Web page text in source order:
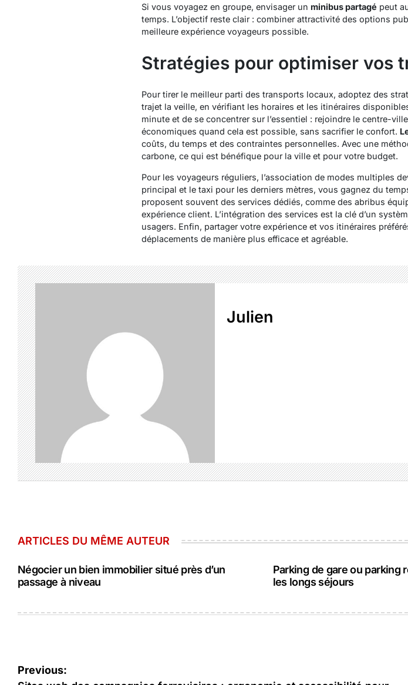
Si vous voyagez en groupe, envisager un minibus partagé peut
temps. L’objectif reste clair : combiner attractivité des options
meilleure expérience voyageurs possible.
Stratégies pour optimiser vos
Pour tirer le meilleur parti des transports locaux, adoptez des
trajet la veille, en vérifiant les horaires et les itinéraires
minute et de se concentrer sur l’essentiel : rejoindre le centre-
économiques quand cela est possible, sans sacrifier le confort.
coûts, du temps et des contraintes personnelles. Avec une
carbone, ce qui est bénéfique pour la ville et pour votre budget.
Pour les voyageurs réguliers, l’association de modes multiples
principal et le taxi pour les derniers mètres, vous gagnez du
proposent souvent des services dédiés, comme des abribus
expérience client. L’intégration des services est la clé d’un
usagers. Enfin, partager votre expérience et vos itinéraires
déplacements de manière plus efficace et agréable.
Julien
ARTICLES DU MÊME AUTEUR
Négocier un bien immobilier situé près d’un
passage à niveau
Parking de gare ou parking
les longs séjours
Navigation
Previous: